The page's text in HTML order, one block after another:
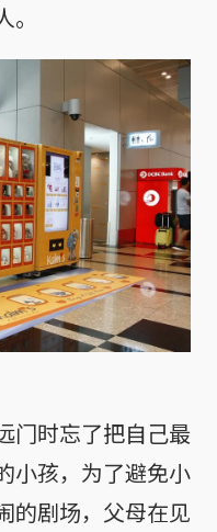
门时忘了把自己最
小孩，为了避免小
的剧场，父母在见